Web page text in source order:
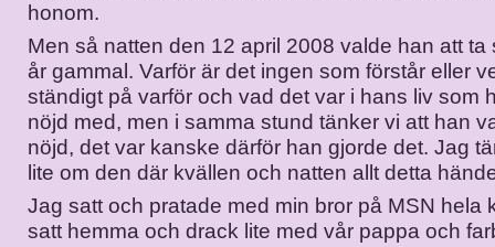
honom.
Men så natten den 12 april 2008 valde han att ta
år gammal. Varför är det ingen som förstår eller
ständigt på varför och vad det var i hans liv som
nöjd med, men i samma stund tänker vi att han
nöjd, det var kanske därför han gjorde det. Jag
lite om den där kvällen och natten allt detta
Jag satt och pratade med min bror på MSN hela
satt hemma och drack lite med vår pappa och